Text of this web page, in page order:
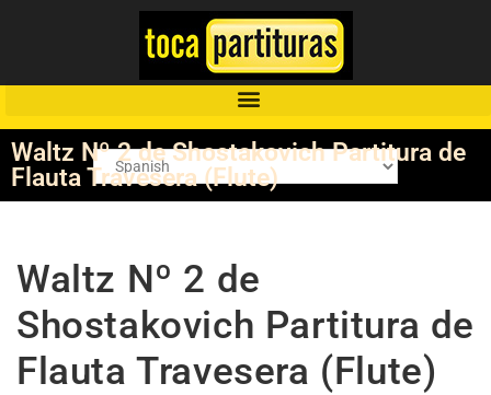
Waltz Nº 2 de Shostakovich Partitura de
Flauta Travesera (Flute)
Waltz Nº 2 de
Shostakovich Partitura de
Flauta Travesera (Flute)